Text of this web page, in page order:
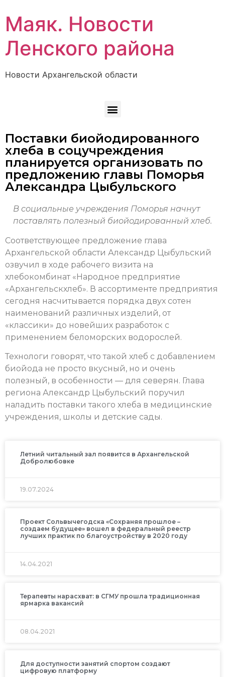
Маяк. Новости
Ленского района
Новости Архангельской области
Поставки биойодированного
хлеба в соцучреждения
планируется организовать по
предложению главы Поморья
Александра Цыбульского
В социальные учреждения Поморья начнут
поставлять полезный биойодированный хлеб.
Соответствующее предложение глава
Архангельской области Александр Цыбульский
озвучил в ходе рабочего визита на
хлебокомбинат «Народное предприятие
«Архангельскхлеб». В ассортименте предприятия
сегодня насчитывается порядка двух сотен
наименований различных изделий, от
«классики» до новейших разработок с
применением беломорских водорослей.
Технологи говорят, что такой хлеб с добавлением
биойода не просто вкусный, но и очень
полезный, в особенности — для северян. Глава
региона Александр Цыбульский поручил
наладить поставки такого хлеба в медицинские
учреждения, школы и детские сады.
Летний читальный зал появится в Архангельской
Добролюбовке
19.07.2024
Проект Сольвычегодска «Сохраняя прошлое –
создаем будущее» вошел в федеральный реестр
лучших практик по благоустройству в 2020 году
14.04.2021
Терапевты нарасхват: в СГМУ прошла традиционная
ярмарка вакансий
08.04.2021
Для доступности занятий спортом создают
цифровую платформу